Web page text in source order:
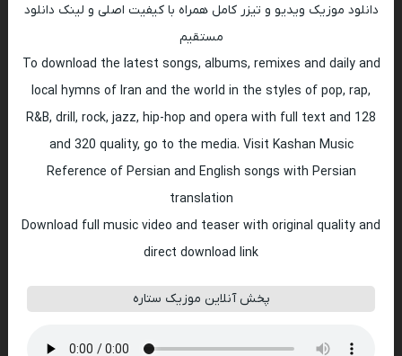
دانلود موزیک ویدیو و تیزر کامل همراه با کیفیت اصلی و لینک دانلود
مستقیم
To download the latest songs, albums, remixes and daily and
local hymns of Iran and the world in the styles of pop, rap,
R&B, drill, rock, jazz, hip-hop and opera with full text and 128
and 320 quality, go to the media. Visit Kashan Music
Reference of Persian and English songs with Persian
translation
Download full music video and teaser with original quality and
direct download link
پخش آنلاین موزیک ستاره